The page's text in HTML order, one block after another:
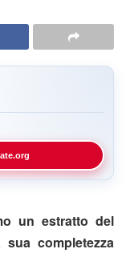
un estratto del
completezza